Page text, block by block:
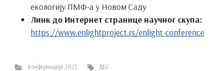
екологију ПМФ-а у Новом Саду
Линк до Интернет странице научног скупа:
https://www.enlightproject.rs/enlight-conference
Конференције 2025. ДБЕ